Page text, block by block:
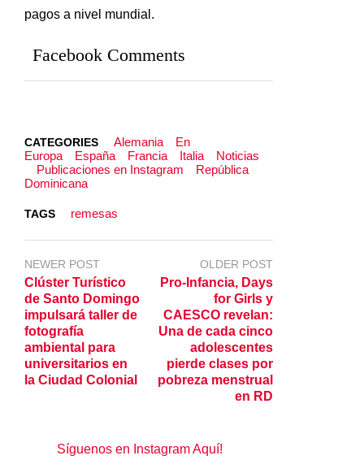
pagos a nivel mundial.
Facebook Comments
CATEGORIES Alemania
En
Europa
España Francia Italia
Noticias
Publicaciones en Instagram
República
Dominicana
TAGS remesas
NEWER POST
Clúster Turístico
de Santo Domingo
impulsará taller de
fotografía
ambiental para
universitarios en
la Ciudad Colonial
OLDER POST
Pro-Infancia, Days
for Girls y
CAESCO revelan:
Una de cada cinco
adolescentes
pierde clases por
pobreza menstrual
en RD
Síguenos en Instagram Aquí!